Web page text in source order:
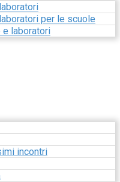
per le scuole
e laboratori
incontri